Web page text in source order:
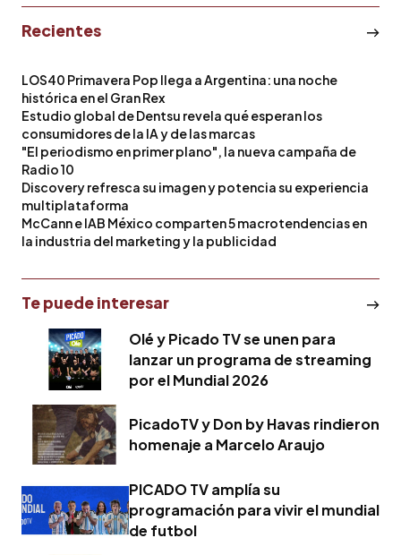
Recientes
LOS40 Primavera Pop llega a Argentina: una noche
histórica en el Gran Rex
Estudio global de Dentsu revela qué esperan los
consumidores de la IA y de las marcas
"El periodismo en primer plano", la nueva campaña de
Radio 10
Discovery refresca su imagen y potencia su experiencia
multiplataforma
McCann e IAB México comparten 5 macrotendencias en
la industria del marketing y la publicidad
Te puede interesar
Olé y Picado TV se unen para
lanzar un programa de streaming
por el Mundial 2026
PicadoTV y Don by Havas rindieron
homenaje a Marcelo Araujo
PICADO TV amplía su
programación para vivir el mundial
de futbol